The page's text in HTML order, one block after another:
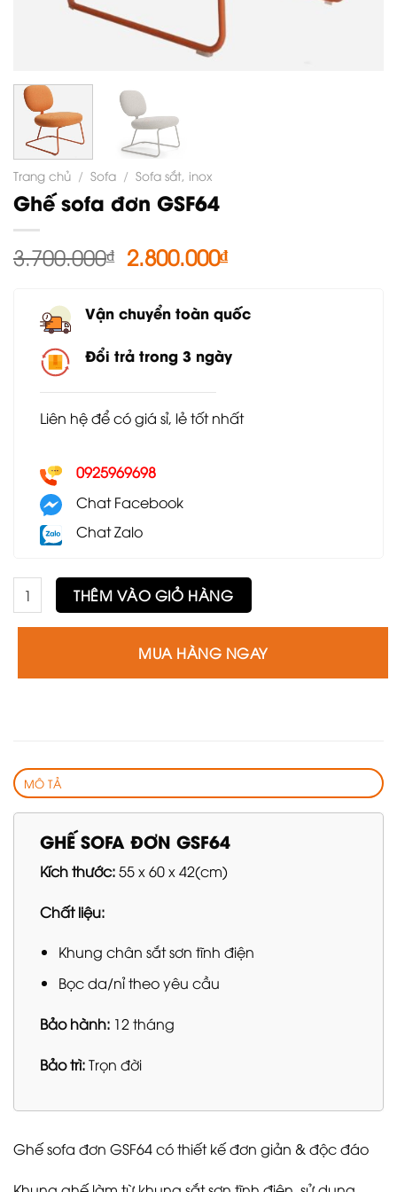
Trang chủ / Sofa / Sofa sắt, inox
Ghế sofa đơn GSF64
3.700.000₫ Giá
gốc
3.700.000₫.
2.800.000₫Giá
là:
Vận chuyển toàn quốc
Đổi trả trong 3 ngày
Liên hệ để có giá sỉ, lẻ tốt nhất
0925969698
Chat Facebook
Chat Zalo
Ghế sofa đơn GSF64 số lượng
THÊM VÀO GIỎ HÀNG
MUA HÀNG NGAY
MÔ TẢ
GHẾ SOFA ĐƠN GSF64
Kích thước:55 x 60 x 42(cm)
Chất liệu:
Khung chân sắt sơn tĩnh điện
Bọc da/nỉ theo yêu cầu
Bảo hành: 12 tháng
Bảo trì:Trọn đời
Ghế sofa đơn GSF64 có thiết kế đơn giản & độc đáo